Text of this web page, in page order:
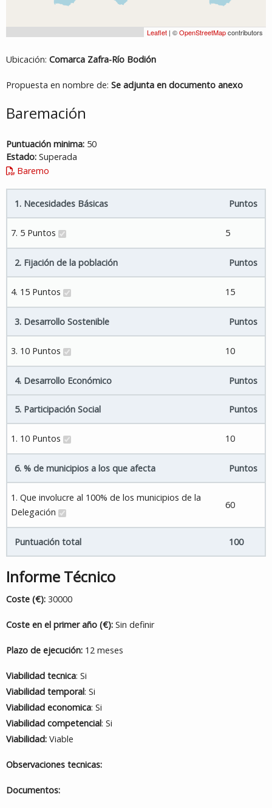
Leaflet | ©OpenStreetMapcontributors
Ubicación: Comarca Zafra-Río Bodión
Propuesta en nombre de: Se adjunta en documento anexo
Baremación
Puntuación minima: 50
Estado: Superada
Baremo
1. Necesidades Básicas Puntos
7. 5 Puntos 5
2. Fijación de la población Puntos
4. 15 Puntos 15
3. Desarrollo Sostenible Puntos
3. 10 Puntos 10
4. Desarrollo Económico Puntos
5. Participación Social Puntos
1. 10 Puntos 10
6. % de municipios a los que afecta Puntos
1. Que involucre al 100% de los municipios de la
Delegación
60
Puntuación total 100
Informe Técnico
Coste (€): 30000
Coste en el primer año (€): Sin definir
Plazo de ejecución: 12 meses
Viabilidad tecnica: Si
Viabilidad temporal: Si
Viabilidad economica: Si
Viabilidad competencial: Si
Viabilidad: Viable
Observaciones tecnicas:
Documentos: